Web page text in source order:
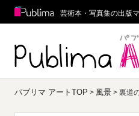
Publima
芸術本・写真集の出版
パブリマ アートTOP > 風景 > 裏道